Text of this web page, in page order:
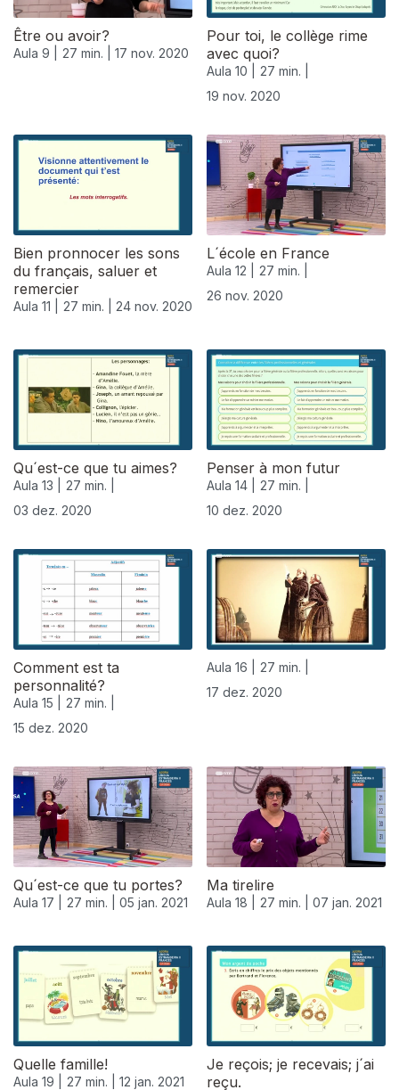
Être ou avoir?
Aula 9 | 27 min. | 17 nov. 2020
Pour toi, le collège rime
avec quoi?
Aula 10 |
27 min. |
19 nov. 2020
Bien pronnocer les sons
du français, saluer et
remercier
Aula 11 | 27 min. | 24 nov. 2020
L´école en France
Aula 12 |
27 min. |
26 nov. 2020
508476
Qu´est-ce que tu aimes?
Aula 13 |
27 min. |
03 dez. 2020
Penser à mon futur
Aula 14 |
27 min. |
10 dez. 2020
Comment est ta
personnalité?
Aula 15 |
27 min. |
15 dez. 2020
Aula 16 |
27 min. |
17 dez. 2020
Qu´est-ce que tu portes?
Aula 17 | 27 min. | 05 jan. 2021
Ma tirelire
Aula 18 | 27 min. | 07 jan. 2021
Quelle famille!
Aula 19 | 27 min. | 12 jan. 2021
Je reçois; je recevais; j´ai
reçu.